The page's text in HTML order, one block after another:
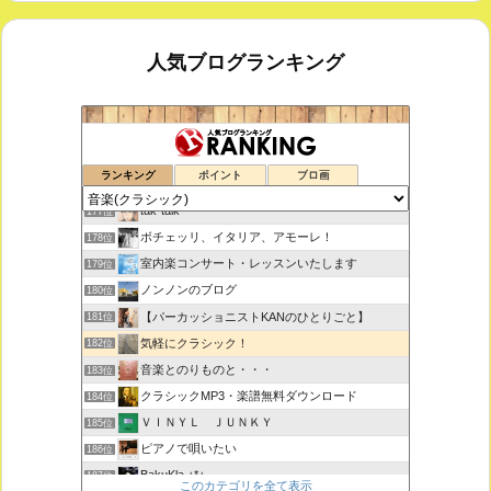
人気ブログランキング
ランキング ポイント ブロ画
鑑賞空間・忘れられない作品
176位 思えば遠くへ来たもんだ
177位 tak-talk
178位 ボチェッリ、イタリア、アモーレ！
179位 室内楽コンサート・レッスンいたします
180位 ノンノンのブログ
181位 【パーカッショニストKANのひとりごと】
182位 気軽にクラシック！
183位 音楽とのりものと・・・
184位 クラシックMP3・楽譜無料ダウンロード
185位 ＶＩＮＹＬ ＪＵＮＫＹ
186位 ピアノで唄いたい
187位
BakuKla +*+
このカテゴリを全て表示